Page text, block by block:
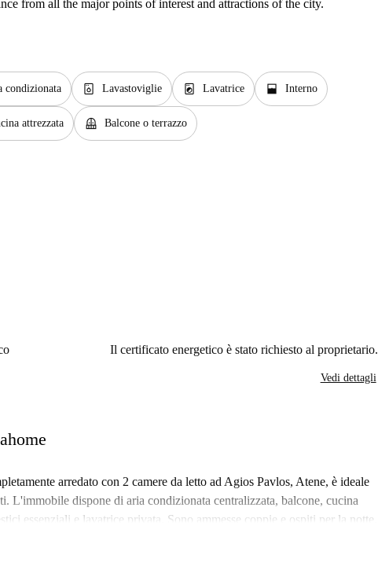
from all the major points of interest and attractions of the city.
condizionata dishwasher_gen Lavastoviglie local_laundry_service Lavatrice window_open Interno
attrezzata balcony Balcone o terrazzo
Il certificato energetico è stato richiesto al proprietario.
Vedi dettagli
arredato con 2 camere da letto ad Agios Pavlos, Atene, è ideale
L'immobile dispone di aria condizionata centralizzata, balcone, cucina
essenziali e lavatrice privata. Sono ammesse coppie e ospiti per la notte.
verificato personalmente questa proprietà, tutti i proprietari sono